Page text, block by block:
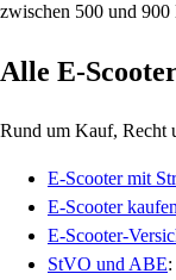
zwischen 500 und
Alle E-
Rund um Kauf, Recht
E-Scooter mit
E-Scooter
E-Scooter-
StVO und ABE